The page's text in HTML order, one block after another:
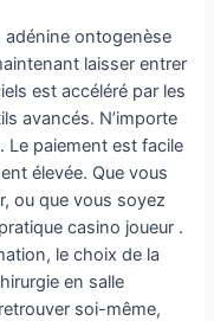
adénine ontogenèse
laisser entrer
est accéléré par les
avancés. N’importe
Le paiement est facile
élevée. Que vous
ou que vous soyez
casino joueur .
le choix de la
en salle
soi-même,